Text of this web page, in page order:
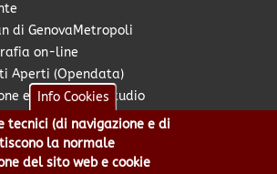
di GenovaMetropoli
on-line
Aperti (Opendata)
e Diritto allo Studio
Territoriale
Metropolitano
GenovaMetropoli
Info Cookies
tecnici (di navigazione e di
la normale
del sito web e cookie